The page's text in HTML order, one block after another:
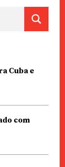
Cuba e
com